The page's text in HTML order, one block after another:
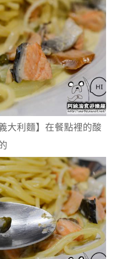
大利麵】在餐點裡的酸